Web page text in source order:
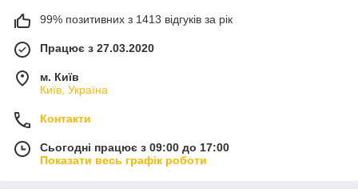
99% позитивних з 1413 відгуків за рік
Працює з 27.03.2020
м. Київ
Київ, Україна
Контакти
Сьогодні працює з 09:00 до 17:00
Показати весь графік роботи